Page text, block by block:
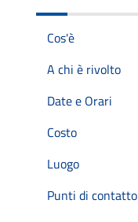
Cos'è
A chi è rivolto
Date e Orari
Costo
Luogo
Punti di contatto